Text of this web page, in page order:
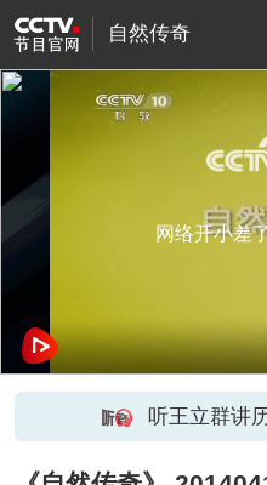
自然传奇
网络开小差
听王立群讲